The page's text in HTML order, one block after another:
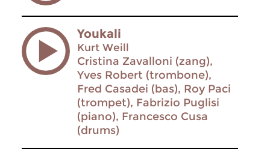
Youkali
Kurt Weill
Cristina Zavalloni (zang),
Yves Robert (trombone),
Fred Casadei (bas), Roy Paci
(trompet), Fabrizio Puglisi
(piano), Francesco Cusa
(drums)